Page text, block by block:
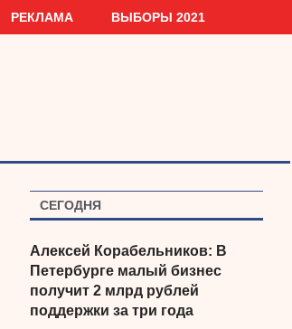
РЕКЛАМА ВЫБОРЫ 2021
СЕГОДНЯ
Алексей Корабельников: В
Петербурге малый бизнес
получит 2 млрд рублей
поддержки за три года